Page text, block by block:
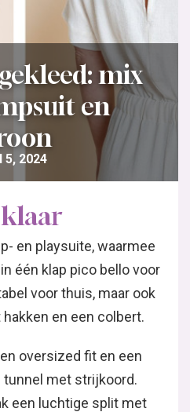
mix
en
5, 2024
en playsuite, waarmee
één klap pico bello voor
voor thuis, maar ook
en een colbert.
oversized fit en een
met strijkoord.
een luchtige split met